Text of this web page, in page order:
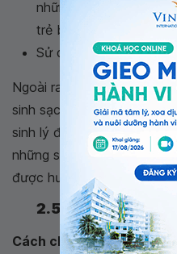
những ngày đầu sau
trẻ bằng nước muối
Sử dụng khăn riêng để
Ngoài ra, những bộ phận
sinh sạch sẽ hàng ngày.
sinh lý để vệ sinh và làm
những sinh vật gây hại
được hương vị tốt hơn.
2.5 Một số lưu ý
Cách chăm sóc trẻ sơ